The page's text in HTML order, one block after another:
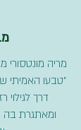
"טבעו האמיתי
דרך לגילוי
ומאתגרת בה